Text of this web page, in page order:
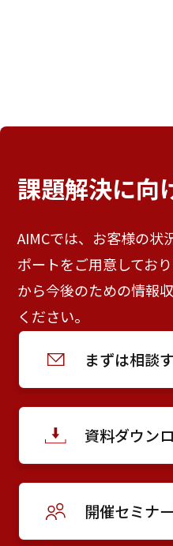
課題解決に向
AIMCでは、お客様の状
ポートをご用意してお
から今後のための情報
ください。
まずは相談
資料ダウン
開催セミナ